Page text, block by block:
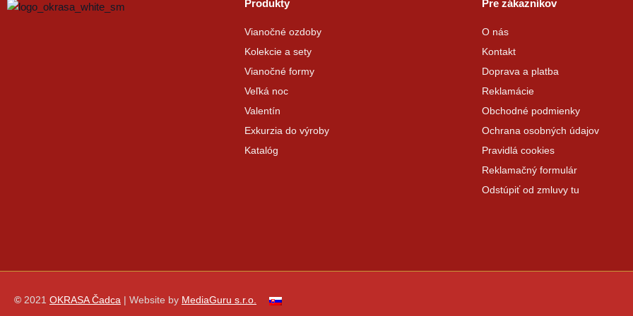
Produkty
Vianočné ozdoby
Kolekcie a sety
Vianočné formy
Veľká noc
Valentín
Exkurzia do výroby
Katalóg
Pre zákazníkov
O nás
Kontakt
Doprava a platba
Reklamácie
Obchodné podmienky
Ochrana osobných údajov
Pravidlá cookies
Reklamačný formulár
Odstúpiť od zmluvy tu
© 2021 OKRASA Čadca | Website by MediaGuru s.r.o.